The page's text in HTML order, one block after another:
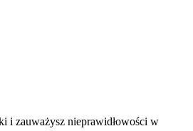
i zauważysz nieprawidłowości w